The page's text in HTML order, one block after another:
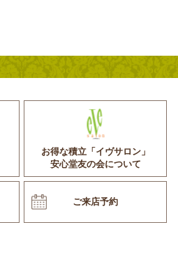
お得な積立「イヴサロン」
安心堂友の会について
ご来店予約